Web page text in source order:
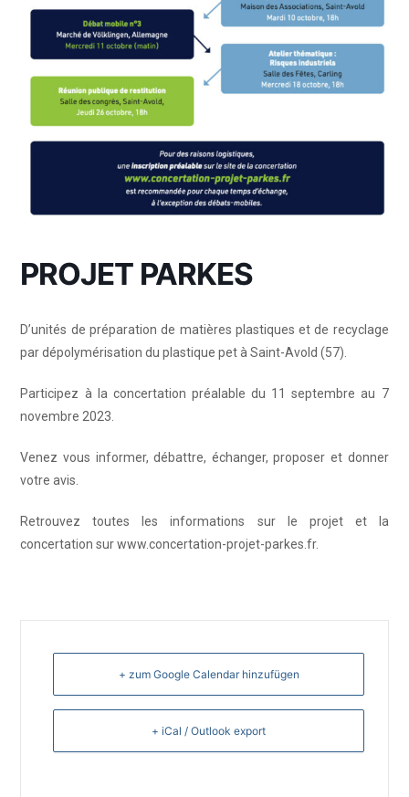
PROJET PARKES
D’unités de préparation de matières plastiques et de recyclage
par dépolymérisation du plastique pet à Saint-Avold (57).
Participez à la concertation préalable du 11 septembre au 7
novembre 2023.
Venez vous informer, débattre, échanger, proposer et donner
votre avis.
Retrouvez toutes les informations sur le projet et la
concertation sur www.concertation-projet-parkes.fr.
+ zum Google Calendar hinzufügen
+ iCal / Outlook export